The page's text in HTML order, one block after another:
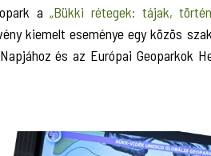
a„Bükki rétegek: tájak,
kiemelt eseménye egy közös
és az Európai Geoparkok